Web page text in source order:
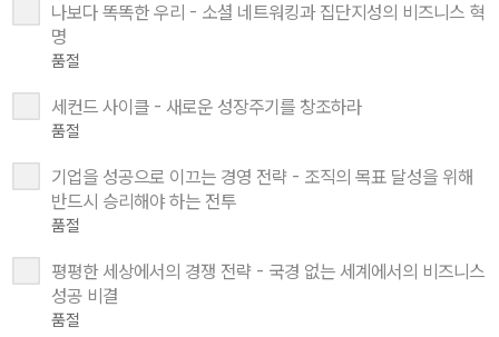
나보다 똑똑한 우리 - 소셜 네트워킹과 집단지성의 비즈니스 혁
명
품절
세컨드 사이클 - 새로운 성장주기를 창조하라
품절
기업을 성공으로 이끄는 경영 전략 - 조직의 목표 달성을 위해
반드시 승리해야 하는 전투
품절
평평한 세상에서의 경쟁 전략 - 국경 없는 세계에서의 비즈니스
성공 비결
품절